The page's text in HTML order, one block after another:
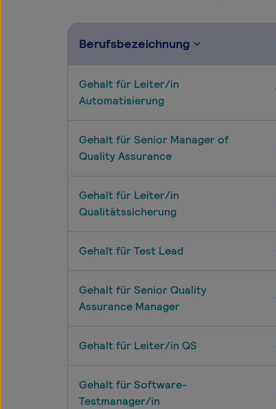
Berufsbezeichnung
Gehalt für Leiter/in
Automatisierung
Gehalt für Senior Manager of
Quality Assurance
Gehalt für Leiter/in
Qualitätssicherung
Gehalt für Test Lead
Gehalt für Senior Quality
Assurance Manager
Gehalt für Leiter/in QS
Gehalt für Software-
Testmanager/in